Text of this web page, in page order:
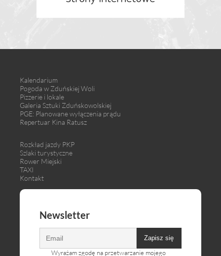
Kalendarium
Pogoda w Zduńskiej Woli
Pizzerie i lokale
Galeria Sztuki Zduńskowolskiej
PGE: Planowane wyłączenia prądu
Repertuar Kina Ratusz
Rozkład jazdy PKP
Szlaki turystyczne
Rower Miejski
TAXI
Kontakt
Newsletter
Zapisz się
Wyrażam zgodę na przetwarzanie mojego